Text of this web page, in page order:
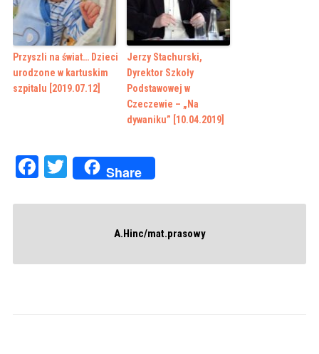
Przyszli na świat… Dzieci
urodzone w kartuskim
szpitalu [2019.07.12]
Jerzy Stachurski,
Dyrektor Szkoły
Podstawowej w
Czeczewie – „Na
dywaniku” [10.04.2019]
Facebook
Twitter
Share
A.Hinc/mat.prasowy